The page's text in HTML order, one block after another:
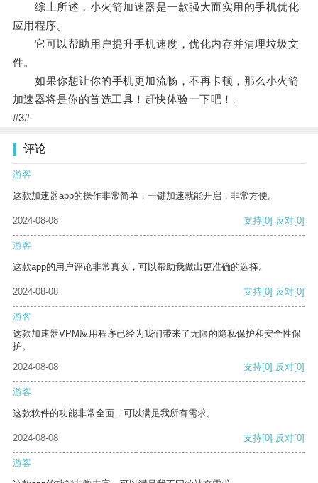
综上所述，小火箭加速器是一款强大而实用的手机优化
应用程序。
它可以帮助用户提升手机速度，优化内存并清理垃圾文
件。
如果你想让你的手机更加流畅，不再卡顿，那么小火箭
加速器将是你的首选工具！赶快体验一下吧！。
#3#
评论
游客
这款加速器app的操作非常简单，一键加速就能开启，非常方便。
2024-08-08 支持[0] 反对[0]
游客
这款app的用户评论非常真实，可以帮助我做出更准确的选择。
2024-08-08 支持[0] 反对[0]
游客
这款加速器VPM应用程序已经为我们带来了无限的隐私保护和安全性保
护。
2024-08-08
支持[0] 反对[0]
游客
这款软件的功能非常全面，可以满足我所有需求。
2024-08-08 支持[0] 反对[0]
游客